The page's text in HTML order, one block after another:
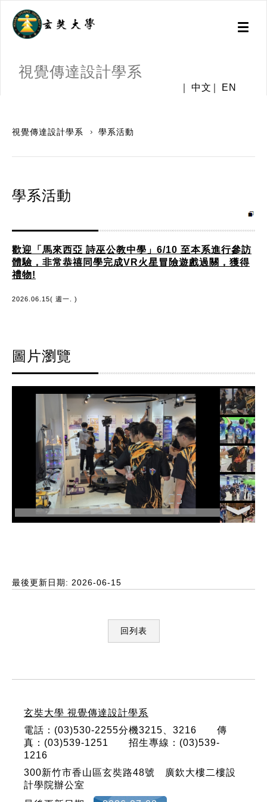
Toggle
視覺傳達設計學系
中文 EN
視覺傳達設計學系 學系活動
學系活動
歡迎「馬來西亞 詩巫公教中學」6/10 至本系進行參訪
體驗，非常恭禧同學完成VR火星冒險遊戲過關，獲得
禮物!
2026.06.15( 週一. )
圖片瀏覽
最後更新日期: 2026-06-15
回列表
玄奘大學 視覺傳達設計學系
電話：(03)530-2255分機3215、3216 傳
真：(03)539-1251 招生專線：(03)539-
1216
300新竹市香山區玄奘路48號 廣欽大樓二樓設
計學院辦公室